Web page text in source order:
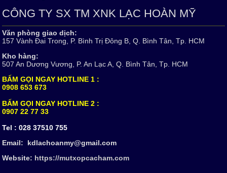
CÔNG TY SX TM XNK LẠC HOÀN MỸ
Văn phòng giao dịch:
157 Vành Đai Trong, P. Bình Trị Đông B, Q. Bình Tân, Tp. HCM
Kho hàng:
507 An Dương Vương, P. An Lạc A, Q. Bình Tân, Tp. HCM
BẤM GỌI NGAY HOTLINE 1 :
0908 653 673
BẤM GỌI NGAY HOTLINE 2 :
0907 22 77 33
Tel : 028 37510 755
Email: kdlachoanmy@gmail.com
Website: https://mutxopcacham.com